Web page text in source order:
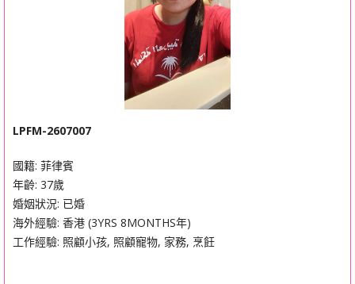
LPFM-2607007
國籍: 菲律賓
年齡: 37歲
婚姻狀況: 已婚
海外經驗: 香港 (3YRS 8MONTHS年)
工作經驗: 照顧小孩, 照顧寵物, 家務, 烹飪